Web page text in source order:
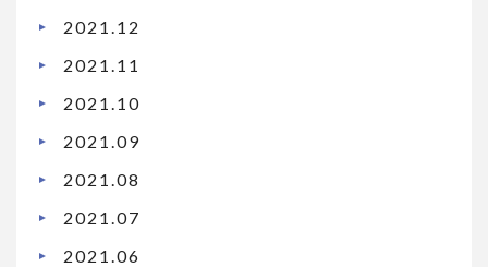
2021.12
2021.11
2021.10
2021.09
2021.08
2021.07
2021.06